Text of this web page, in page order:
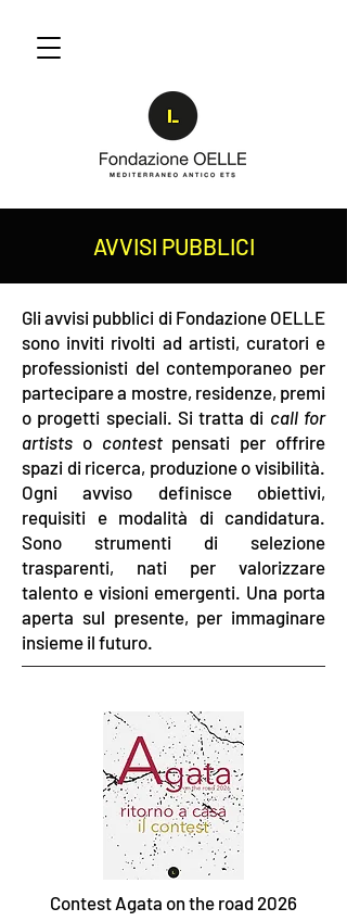
AVVISI PUBBLICI
Gli avvisi pubblici di Fondazione OELLE
sono inviti rivolti ad artisti, curatori e
professionisti del contemporaneo per
partecipare a mostre, residenze, premi
o progetti speciali. Si tratta di call for
artists o contestpensati per offrire
spazi di ricerca, produzione o visibilità.
Ogni avviso definisce obiettivi,
requisiti e modalità di candidatura.
Sono strumenti di selezione
trasparenti, nati per valorizzare
talento e visioni emergenti. Una porta
aperta sul presente, per immaginare
insieme il futuro.
Contest Agata on the road 2026